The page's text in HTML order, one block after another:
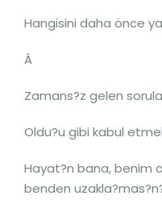
Hangisini daha önce
Â
Zamans?z gelen
Oldu?u gibi kabul
Hayat?n bana, benim
benden